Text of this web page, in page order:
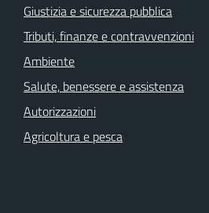
Giustizia e sicurezza pubblica
Tributi, finanze e contravvenzioni
Ambiente
Salute, benessere e assistenza
Autorizzazioni
Agricoltura e pesca